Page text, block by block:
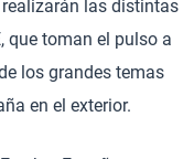
realizarán las distintas
que toman el pulso a
los grandes temas
en el exterior.